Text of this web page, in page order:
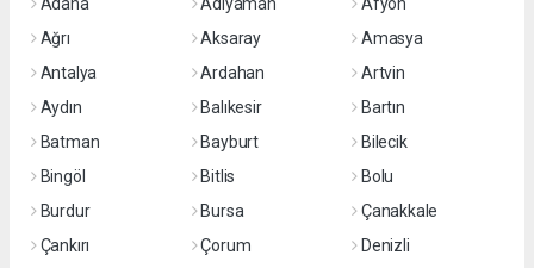
Ağrı
Aksaray
Amasya
Antalya
Ardahan
Artvin
Aydın
Balıkesir
Bartın
Batman
Bayburt
Bilecik
Bingöl
Bitlis
Bolu
Burdur
Bursa
Çanakkale
Çankırı
Çorum
Denizli